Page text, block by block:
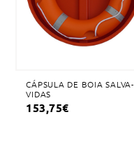
CÁPSULA DE BOIA SALVA-
VIDAS
153,75€